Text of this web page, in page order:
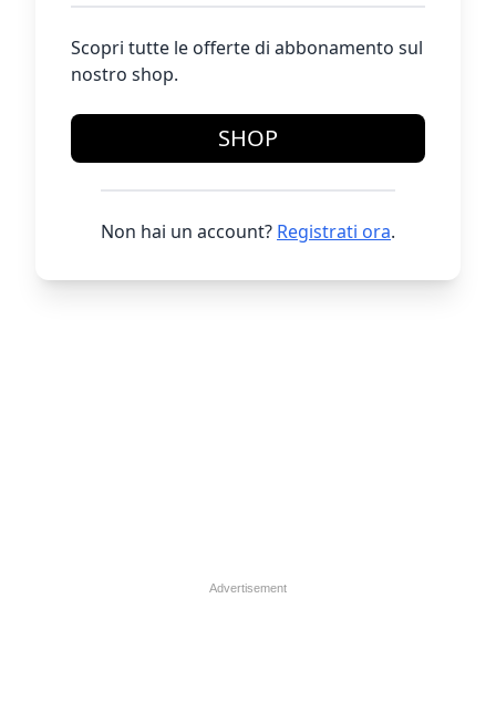
Scopri tutte le offerte di abbonamento sul
nostro shop.
SHOP
Non hai un account? Registrati ora.